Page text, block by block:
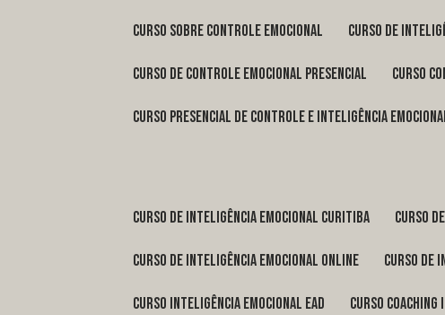
curso sobre controle emocional curso de
curso de controle emocional presencial curso
curso presencial de controle e inteligência
curso de inteligência emocional Curitiba curso
curso de inteligência emocional online curso de
curso inteligência emocional ead curso